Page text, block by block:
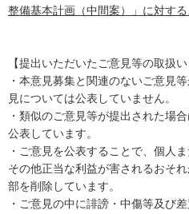
整備基本計画（中間案）」に対す
【提出いただいたご意見等の取扱い
・本意見募集と関連のないご意見
見については公表していません。
・類似のご意見等が提出された場
公表しています。
・ご意見を公表することで、個人
その他正当な利益が害されるおそ
部を削除しています。
・ご意見の中に誹謗・中傷等及び